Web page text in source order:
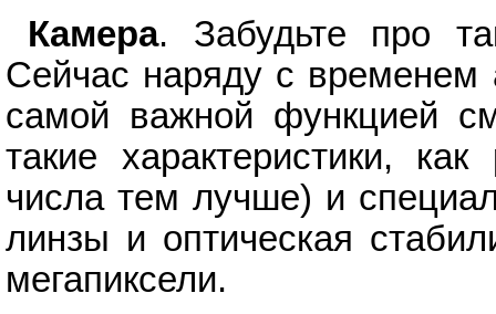
Камера. Забудьте про
Сейчас наряду с временем
самой важной функцией
такие характеристики,
числа тем лучше) и
линзы и оптическая
мегапиксели.